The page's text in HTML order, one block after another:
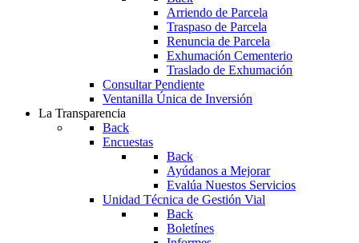
Arriendo de Parcela
Traspaso de Parcela
Renuncia de Parcela
Exhumación Cementerio
Traslado de Exhumación
Consultar Pendiente
Ventanilla Única de Inversión
La Transparencia
Back
Encuestas
Back
Ayúdanos a Mejorar
Evalúa Nuestos Servicios
Unidad Técnica de Gestión Vial
Back
Boletínes